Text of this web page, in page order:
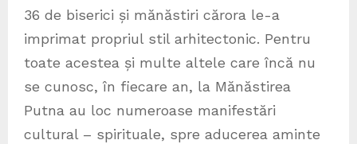
36 de biserici și mănăstiri cărora le-a
imprimat propriul stil arhitectonic. Pentru
toate acestea și multe altele care încă nu
se cunosc, în fiecare an, la Mănăstirea
Putna au loc numeroase manifestări
cultural – spirituale, spre aducerea aminte